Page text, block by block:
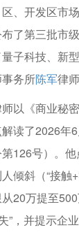
、开发区市
了第三批市
子科技、新
务所陈军律
以《商业秘
读了2026年
126号）。他
倾斜（“接触
20万提至
”，并提示企